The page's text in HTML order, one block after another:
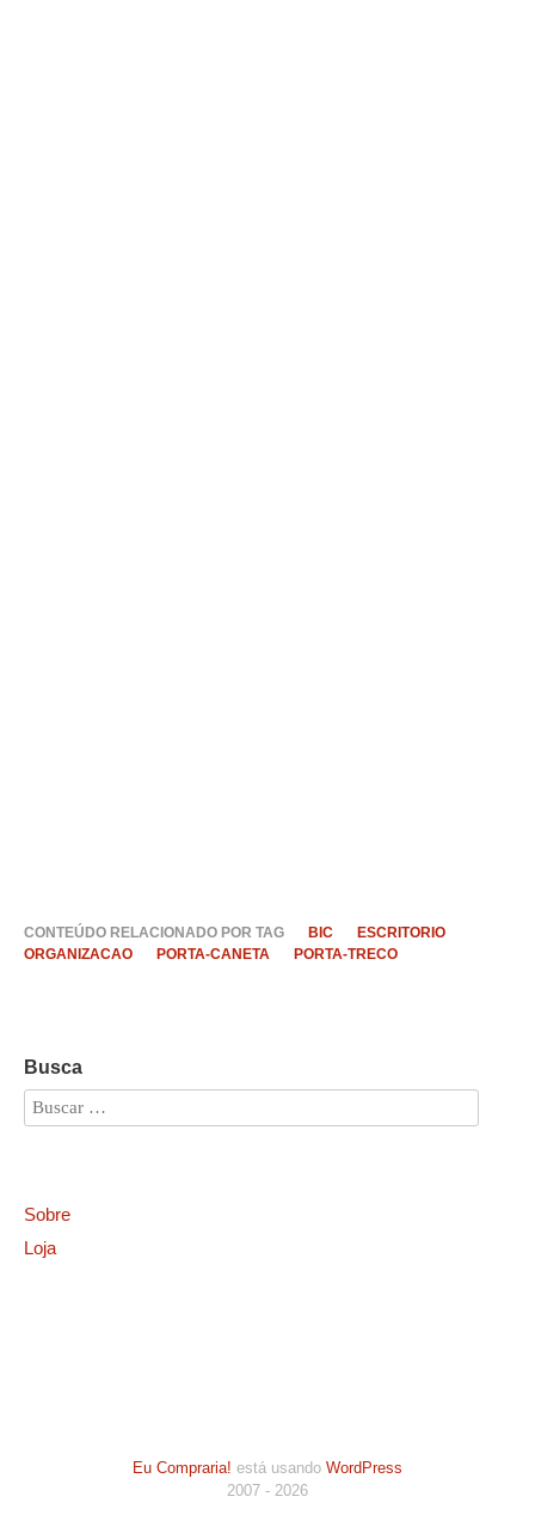
CONTEÚDO RELACIONADO POR TAG BIC
ESCRITORIO
ORGANIZACAO
PORTA-CANETA PORTA-TRECO
Busca
Sobre
Loja
Eu Compraria! está usando WordPress
2007 - 2026